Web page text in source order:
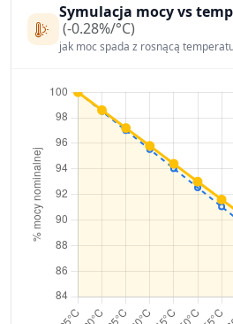
Symulacja mocy vs
(-0.28%/°C)
jak moc spada z rosnącą